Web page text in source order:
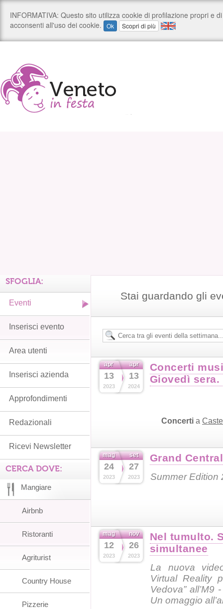
Stai guardando gli
apr
13
2023
apr
13
2024
Concerti
Giovedì sera.
Concerti a
mag
24
2023
set
27
2023
Grand
Summer Edition
mag
12
2023
nov
26
2023
Nel tumulto.
simultanee
La nuova
Virtual Reality
Vedova” all’M9
Un omaggio
SFOGLIA:
Eventi
Inserisci evento
Area utenti
Inserisci azienda
Approfondimenti
Redazionali
Ricevi Newsletter
CERCA DOVE:
Mangiare
Airbnb
Ristoranti
Agriturist
Country House
Pizzerie